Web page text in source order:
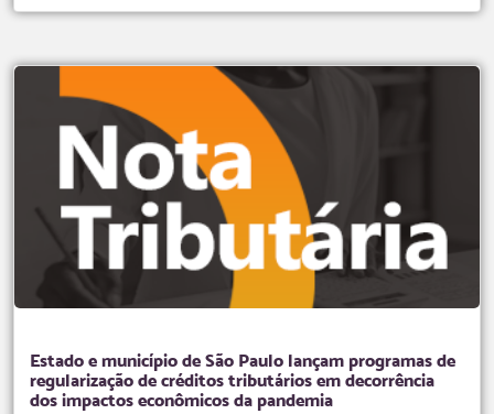
Estado e município de São Paulo lançam programas de
regularização de créditos tributários em decorrência
dos impactos econômicos da pandemia